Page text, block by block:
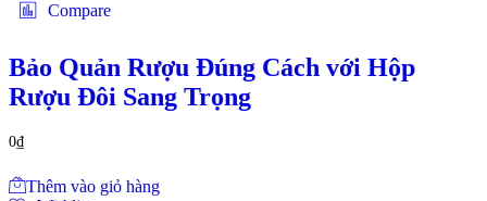
Compare
Bảo Quản Rượu Đúng Cách với Hộp
Rượu Đôi Sang Trọng
0₫
Thêm vào giỏ hàng